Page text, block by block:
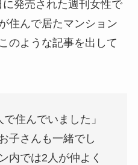
発売された週刊女性で
住んで居たマンション
のような記事を出して
で住んでいました」
子さんも一緒でし
内では2人が仲よく